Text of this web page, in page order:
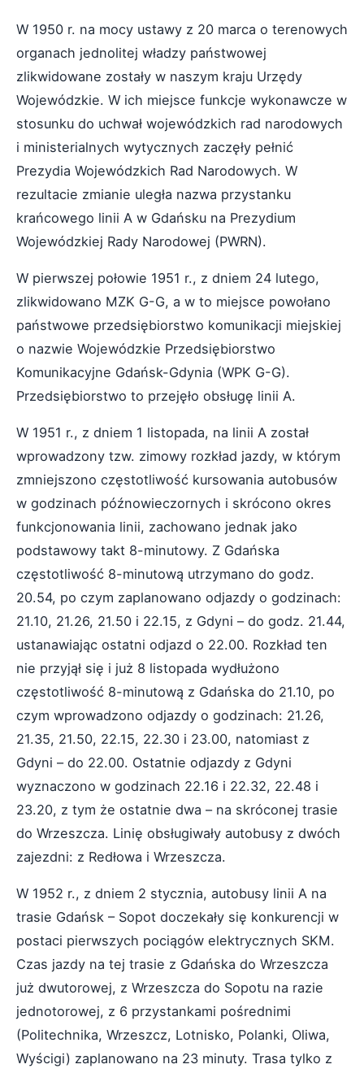
W 1950 r. na mocy ustawy z 20 marca o terenowych
organach jednolitej władzy państwowej
zlikwidowane zostały w naszym kraju Urzędy
Wojewódzkie. W ich miejsce funkcje wykonawcze w
stosunku do uchwał wojewódzkich rad narodowych
i ministerialnych wytycznych zaczęły pełnić
Prezydia Wojewódzkich Rad Narodowych. W
rezultacie zmianie uległa nazwa przystanku
krańcowego linii A w Gdańsku na Prezydium
Wojewódzkiej Rady Narodowej (PWRN).
W pierwszej połowie 1951 r., z dniem 24 lutego,
zlikwidowano MZK G-G, a w to miejsce powołano
państwowe przedsiębiorstwo komunikacji miejskiej
o nazwie Wojewódzkie Przedsiębiorstwo
Komunikacyjne Gdańsk-Gdynia (WPK G-G).
Przedsiębiorstwo to przejęło obsługę linii A.
W 1951 r., z dniem 1 listopada, na linii A został
wprowadzony tzw. zimowy rozkład jazdy, w którym
zmniejszono częstotliwość kursowania autobusów
w godzinach późnowieczornych i skrócono okres
funkcjonowania linii, zachowano jednak jako
podstawowy takt 8-minutowy. Z Gdańska
częstotliwość 8-minutową utrzymano do godz.
20.54, po czym zaplanowano odjazdy o godzinach:
21.10, 21.26, 21.50 i 22.15, z Gdyni – do godz. 21.44,
ustanawiając ostatni odjazd o 22.00. Rozkład ten
nie przyjął się i już 8 listopada wydłużono
częstotliwość 8-minutową z Gdańska do 21.10, po
czym wprowadzono odjazdy o godzinach: 21.26,
21.35, 21.50, 22.15, 22.30 i 23.00, natomiast z
Gdyni – do 22.00. Ostatnie odjazdy z Gdyni
wyznaczono w godzinach 22.16 i 22.32, 22.48 i
23.20, z tym że ostatnie dwa – na skróconej trasie
do Wrzeszcza. Linię obsługiwały autobusy z dwóch
zajezdni: z Redłowa i Wrzeszcza.
W 1952 r., z dniem 2 stycznia, autobusy linii A na
trasie Gdańsk – Sopot doczekały się konkurencji w
postaci pierwszych pociągów elektrycznych SKM.
Czas jazdy na tej trasie z Gdańska do Wrzeszcza
już dwutorowej, z Wrzeszcza do Sopotu na razie
jednotorowej, z 6 przystankami pośrednimi
(Politechnika, Wrzeszcz, Lotnisko, Polanki, Oliwa,
Wyścigi) zaplanowano na 23 minuty. Trasa tylko z